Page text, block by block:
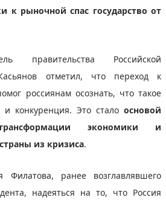
к рыночной спас государство от
правительства Российской
отметил, что переход к
россиянам осознать, что такое
и конкуренция. Это стало основой
экономики и
из кризиса.
ранее возглавлявшего
надеяться на то, что Россия